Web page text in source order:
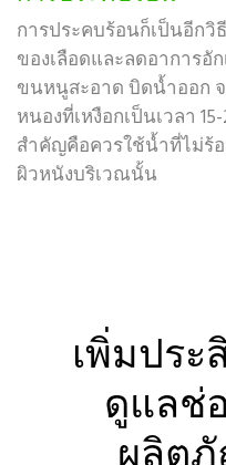
การประคบร้อนก็เป็นอีก
ของเลือดและลดอาการอั
ขนหนูสะอาด บิดน้ำออก
หนองที่เหงือกเป็นเวลา
สำคัญคือควรใช้น้ำที่ไม่ร้
ผิวหนังบริเวณนั้น
เพิ่มปร
ดูแลช่
ผลิต